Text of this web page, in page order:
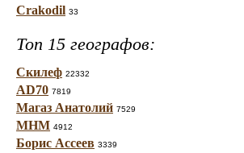
Crakodil 33
Топ 15 географов:
Скилеф 22332
AD70 7819
Магаз Анатолий 7529
МНМ 4912
Борис Ассеев 3339